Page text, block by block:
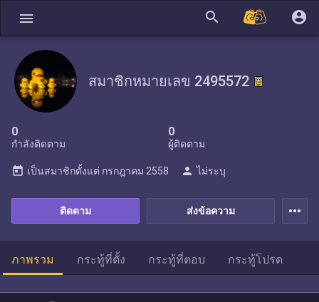
menu search account_circle
สมาชิกหมายเลข 2495572
0
กำลังติดตาม
0
ผู้ติดตาม
ส่งข้อความ
ติดตาม
today เป็นสมาชิกตั้งแต่ กรกฎาคม 2558 person ไม่ระบุ
more_horiz
ภาพรวม กระทู้ที่ตั้ง กระทู้ที่ตอบ กระทู้โปรด